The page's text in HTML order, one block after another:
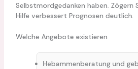
Selbstmordgedanken haben. Zögern
Hilfe verbessert Prognosen deutlich.
Welche Angebote existieren
Hebammenberatung und